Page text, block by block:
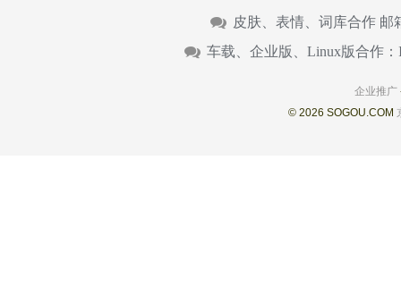
皮肤、表情、词库合作 邮
车载、企业版、Linux版合作：
企业推广
© 2026 SOGOU.COM